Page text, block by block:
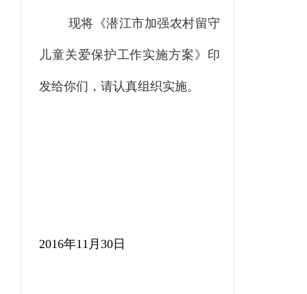
现将《潜江市加强农村留守
儿童关爱保护工作实施方案》印
发给你们，请认真组织实施。
2016年11 月 30 日